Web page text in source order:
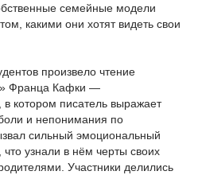
семейные модели
какими они хотят видеть свои
произвело чтение
Франца Кафки —
в котором писатель выражает
и непонимания по
сильный эмоциональный
что узнали в нём черты своих
Участники делились